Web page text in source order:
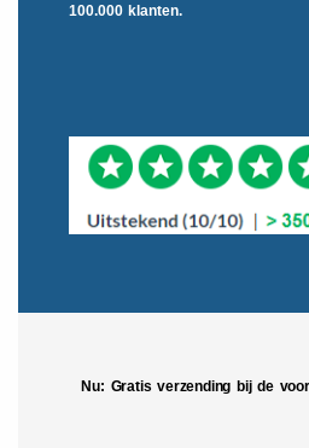
100.000 klanten.
Nu: Gratis verzending bij de